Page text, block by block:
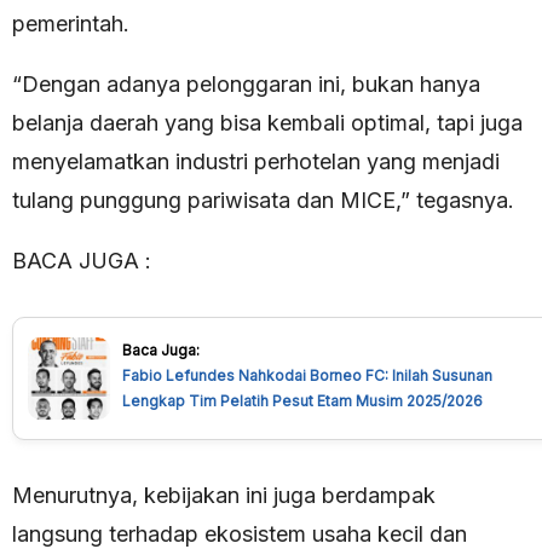
pemerintah.
“Dengan adanya pelonggaran ini, bukan hanya
belanja daerah yang bisa kembali optimal, tapi juga
menyelamatkan industri perhotelan yang menjadi
tulang punggung pariwisata dan MICE,” tegasnya.
BACA JUGA :
Baca Juga:
Fabio Lefundes Nahkodai Borneo FC: Inilah Susunan
Lengkap Tim Pelatih Pesut Etam Musim 2025/2026
Menurutnya, kebijakan ini juga berdampak
langsung terhadap ekosistem usaha kecil dan